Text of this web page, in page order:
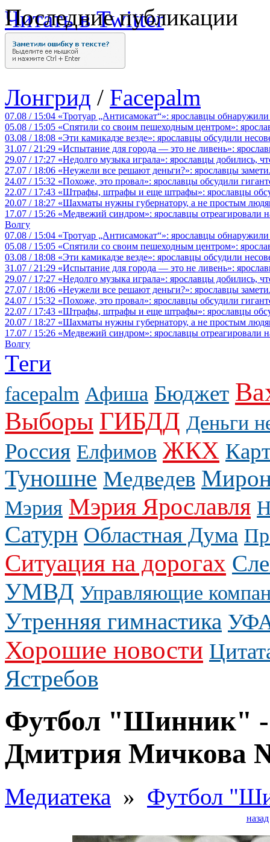
Последние публикации
Читать в Twitter
Лонгрид / Facepalm
07.08 / 15:04 «Тротуар „Антисамокат“»: ярославцы
05.08 / 15:05 «Спятили со своим пешеходным центром»:
03.08 / 18:08 «Эти камикадзе везде»: ярославцы обсудили
31.07 / 21:29 «Испытание для города — это не ливень»:
29.07 / 17:27 «Недолго музыка играла»: ярославцы добились,
27.07 / 18:06 «Неужели все решают деньги?»: ярославцы
24.07 / 15:32 «Похоже, это провал»: ярославцы обсудили
22.07 / 17:43 «Штрафы, штрафы и еще штрафы»: ярославцы
20.07 / 18:27 «Шахматы нужны губернатору, а не простым
17.07 / 15:26 «Медвежий синдром»: ярославцы отреагировали
Волгу
07.08 / 15:04 «Тротуар „Антисамокат“»: ярославцы
05.08 / 15:05 «Спятили со своим пешеходным центром»:
03.08 / 18:08 «Эти камикадзе везде»: ярославцы обсудили
31.07 / 21:29 «Испытание для города — это не ливень»:
29.07 / 17:27 «Недолго музыка играла»: ярославцы добились,
27.07 / 18:06 «Неужели все решают деньги?»: ярославцы
24.07 / 15:32 «Похоже, это провал»: ярославцы обсудили
22.07 / 17:43 «Штрафы, штрафы и еще штрафы»: ярославцы
20.07 / 18:27 «Шахматы нужны губернатору, а не простым
17.07 / 15:26 «Медвежий синдром»: ярославцы отреагировали
Волгу
Теги
facepalm Афиша Бюджет
Выборы ГИБДД Деньги
Россия Елфимов ЖКХ
Туношне Медведев
Мэрия Мэрия Ярославля
Сатурн Областная Дума
Ситуация на дорогах
УМВД Управляющие
Утренняя гимнастика
Хорошие новости
Ястребов
Футбол "Шинник"
Дмитрия Мичкова
Медиатека » Футбол
назад